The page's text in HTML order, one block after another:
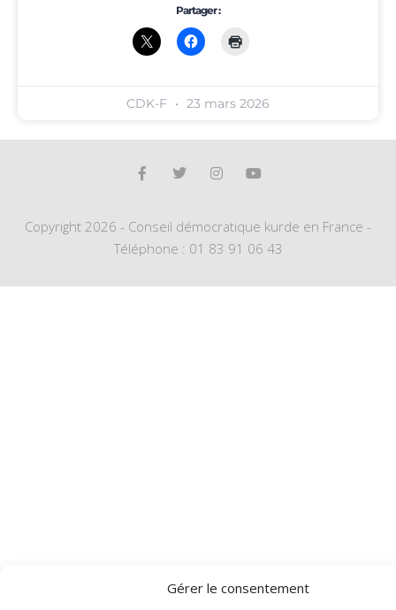
Gérer le consentement
Partager :
CDK-F 23 mars 2026
Copyright 2026 - Conseil démocratique kurde en France -
Téléphone : 01 83 91 06 43